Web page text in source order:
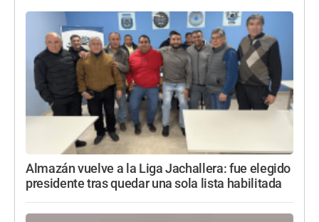
Almazán vuelve a la Liga Jachallera: fue elegido
presidente tras quedar una sola lista habilitada